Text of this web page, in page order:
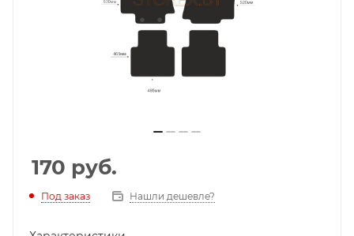
170 руб.
Под заказ Нашли дешевле?